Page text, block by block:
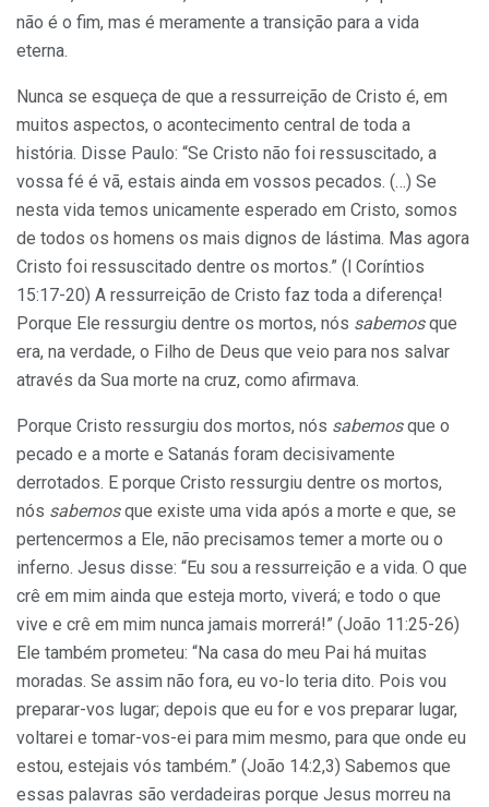
não é o fim, mas é meramente a transição para a vida
eterna.
Nunca se esqueça de que a ressurreição de Cristo é, em
muitos aspectos, o acontecimento central de toda a
história. Disse Paulo: “Se Cristo não foi ressuscitado, a
vossa fé é vã, estais ainda em vossos pecados. (…) Se
nesta vida temos unicamente esperado em Cristo, somos
de todos os homens os mais dignos de lástima. Mas agora
Cristo foi ressuscitado dentre os mortos.” (l Coríntios
15:17-20) A ressurreição de Cristo faz toda a diferença!
Porque Ele ressurgiu dentre os mortos, nós sabemosque
era, na verdade, o Filho de Deus que veio para nos salvar
através da Sua morte na cruz, como afirmava.
Porque Cristo ressurgiu dos mortos, nós sabemosque o
pecado e a morte e Satanás foram decisivamente
derrotados. E porque Cristo ressurgiu dentre os mortos,
nós sabemosque existe uma vida após a morte e que, se
pertencermos a Ele, não precisamos temer a morte ou o
inferno. Jesus disse: “Eu sou a ressurreição e a vida. O que
crê em mim ainda que esteja morto, viverá; e todo o que
vive e crê em mim nunca jamais morrerá!” (João 11:25-26)
Ele também prometeu: “Na casa do meu Pai há muitas
moradas. Se assim não fora, eu vo-lo teria dito. Pois vou
preparar-vos lugar; depois que eu for e vos preparar lugar,
voltarei e tomar-vos-ei para mim mesmo, para que onde eu
estou, estejais vós também.” (João 14:2,3) Sabemos que
essas palavras são verdadeiras porque Jesus morreu na